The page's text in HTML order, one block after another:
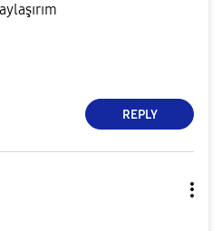
REPLY